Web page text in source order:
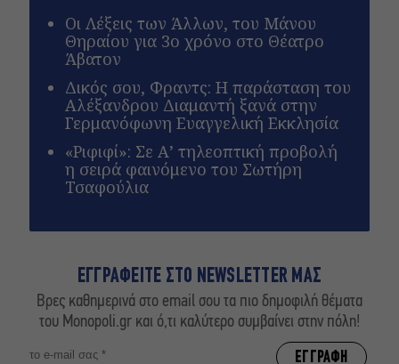
Οι Λέξεις των Άλλων, του Μάνου
Θηραίου για 3ο χρόνο στο Θέατρο
Άβατον
Δικός σου, Φραντς: Η παράσταση του
Αλέξανδρου Διαμαντή ξανά στην
Γερμανόφωνη Ευαγγελική Εκκλησία
«Ριφιφί»: Σε Α’ τηλεοπτική προβολή
η σειρά φαινόμενο του Σωτήρη
Τσαφούλια
ΕΓΓΡΑΦΕΙΤΕ ΣΤΟ NEWSLETTER ΜΑΣ
Βρες καθημερινά στο email σου τα πιο δημοφιλή θέματα
του Monopoli.gr και ό,τι καλύτερο συμβαίνει στην πόλη!